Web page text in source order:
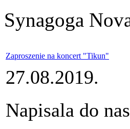
Synagoga
Zaproszenie na koncert "Tikun"
27.08.2019.
Napisala do